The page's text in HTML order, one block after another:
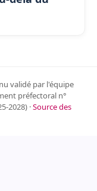
validé par l'équipe
préfectoral n°
2028) ·Source des